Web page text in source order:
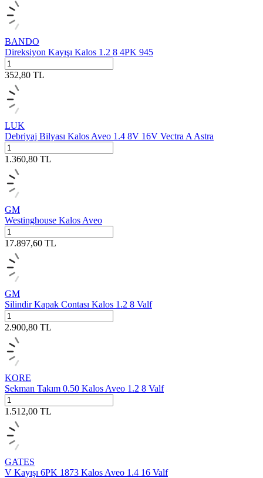
BANDO
Direksiyon Kayışı Kalos 1.2 8 4PK 945
352,80 TL
LUK
Debriyaj Bilyası Kalos Aveo 1.4 8V 16V Vectra A Astra
1.360,80 TL
GM
Westinghouse Kalos Aveo
17.897,60 TL
GM
Silindir Kapak Contası Kalos 1.2 8 Valf
2.900,80 TL
KORE
Sekman Takım 0.50 Kalos Aveo 1.2 8 Valf
1.512,00 TL
GATES
V Kayışı 6PK 1873 Kalos Aveo 1.4 16 Valf